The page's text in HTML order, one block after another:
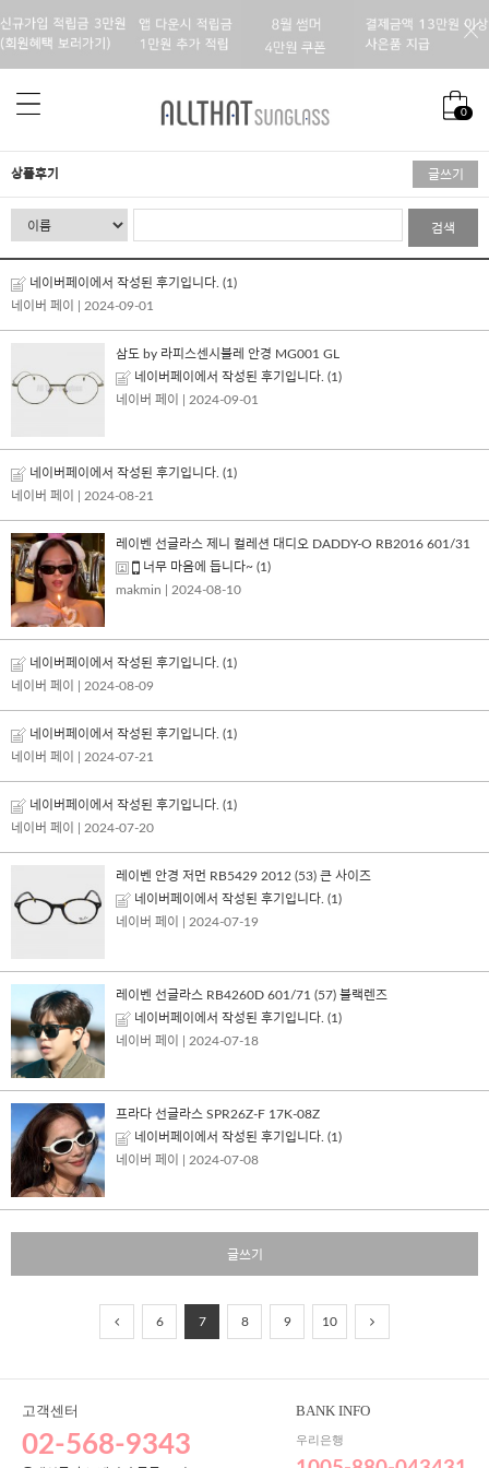
0
상품후기 글쓰기
검색
네이버페이에서 작성된 후기입니다. (1)
네이버 페이
| 2024-09-01
삼도 by 라피스센시블레 안경 MG001 GL
네이버페이에서 작성된 후기입니다. (1)
네이버 페이
| 2024-09-01
네이버페이에서 작성된 후기입니다. (1)
네이버 페이
| 2024-08-21
레이벤 선글라스 제니 컬레션 대디오 DADDY-O RB2016 601/31
너무 마음에 듭니다~ (1)
makmin
| 2024-08-10
네이버페이에서 작성된 후기입니다. (1)
네이버 페이
| 2024-08-09
네이버페이에서 작성된 후기입니다. (1)
네이버 페이
| 2024-07-21
네이버페이에서 작성된 후기입니다. (1)
네이버 페이
| 2024-07-20
레이벤 안경 저먼 RB5429 2012 (53) 큰 사이즈
네이버페이에서 작성된 후기입니다. (1)
네이버 페이
| 2024-07-19
레이벤 선글라스 RB4260D 601/71 (57) 블랙렌즈
네이버페이에서 작성된 후기입니다. (1)
네이버 페이
| 2024-07-18
프라다 선글라스 SPR26Z-F 17K-08Z
네이버페이에서 작성된 후기입니다. (1)
네이버 페이
| 2024-07-08
글쓰기
6 7 8 9 10
고객센터
02-568-9343
BANK INFO
우리은행